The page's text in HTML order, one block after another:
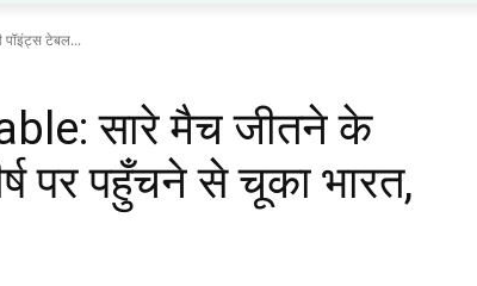
पॉइंट्स टेबल...
सारे मैच जीतने के
पर पहुँचने से चूका भारत,